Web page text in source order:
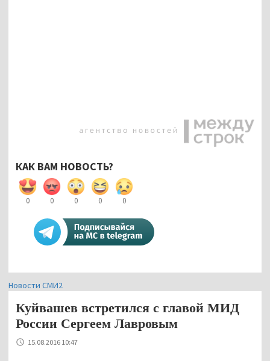
КАК ВАМ НОВОСТЬ?
0 0 0 0 0
Новости СМИ2
Куйвашев встретился с главой МИД
России Сергеем Лавровым
15.08.2016 10:47